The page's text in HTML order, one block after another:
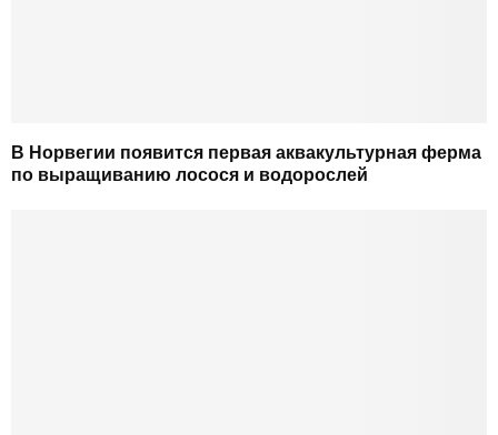
В Норвегии появится первая аквакультурная ферма
по выращиванию лосося и водорослей